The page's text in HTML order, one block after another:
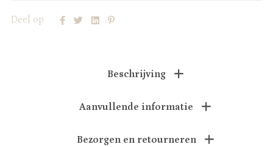
Deel op
Beschrijving
Aanvullende informatie
Bezorgen en retourneren